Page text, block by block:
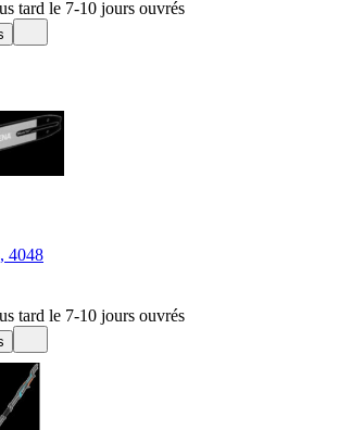
tard le 7-10 jours ouvrés
4048
tard le 7-10 jours ouvrés